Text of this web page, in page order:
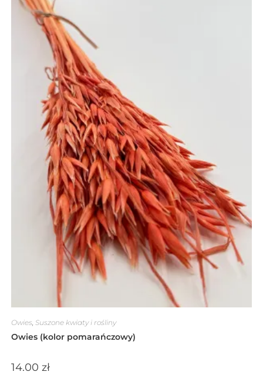
Owies, Suszone kwiaty i rośliny
Owies (kolor pomarańczowy)
14.00 zł